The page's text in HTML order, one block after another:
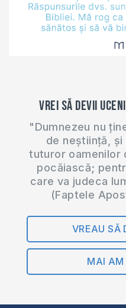
Vrei să devii
"Dumnezeu nu
de neștiință,
tuturor oamenilor
pocăiască;
care va judeca
(Faptele
VREAU SĂ
MAI AM